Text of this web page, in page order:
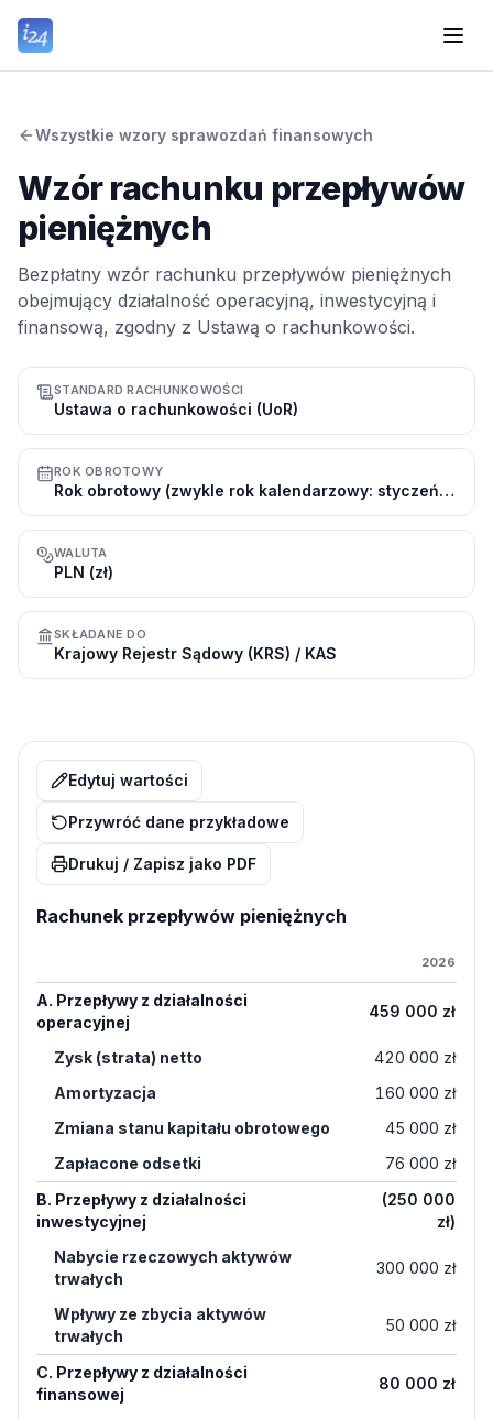
Wszystkie wzory sprawozdań finansowych
Wzór rachunku przepływów
pieniężnych
Bezpłatny wzór rachunku przepływów pieniężnych
obejmujący działalność operacyjną, inwestycyjną i
finansową, zgodny z Ustawą o rachunkowości.
STANDARD RACHUNKOWOŚCI
Ustawa o rachunkowości (UoR)
ROK OBROTOWY
Rok obrotowy (zwykle rok kalendarzowy: styczeń–grudzień)
WALUTA
PLN (zł)
SKŁADANE DO
Krajowy Rejestr Sądowy (KRS) / KAS
Edytuj wartości
Przywróć dane przykładowe
Drukuj / Zapisz jako PDF
Rachunek przepływów pieniężnych
2026
A. Przepływy z działalności
operacyjnej
459 000 zł
Zysk (strata) netto
420 000 zł
Amortyzacja
160 000 zł
Zmiana stanu kapitału obrotowego
45 000 zł
Zapłacone odsetki
76 000 zł
B. Przepływy z działalności
inwestycyjnej
(250 000
zł)
Nabycie rzeczowych aktywów
trwałych
300 000 zł
Wpływy ze zbycia aktywów
trwałych
50 000 zł
C. Przepływy z działalności
finansowej
80 000 zł